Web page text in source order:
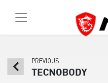
PREVIOUS
TECNOBODY